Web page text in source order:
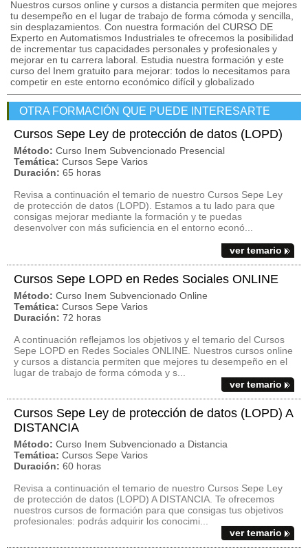
Nuestros cursos online y cursos a distancia permiten que mejores
tu desempeño en el lugar de trabajo de forma cómoda y sencilla,
sin desplazamientos. Con nuestra formación del CURSO DE
Experto en Automatismos Industriales te ofrecemos la posibilidad
de incrementar tus capacidades personales y profesionales y
mejorar en tu carrera laboral. Estudia nuestra formación y este
curso del Inem gratuito para mejorar: todos lo necesitamos para
competir en este entorno económico difícil y globalizado
OTRA FORMACIÓN QUE PUEDE INTERESARTE
Cursos Sepe Ley de protección de datos (LOPD)
Método: Curso Inem Subvencionado Presencial
Temática: Cursos Sepe Varios
Duración: 65 horas
Revisa a continuación el temario de nuestro Cursos Sepe Ley
de protección de datos (LOPD). Estamos a tu lado para que
consigas mejorar mediante la formación y te puedas
desenvolver con más suficiencia en el entorno econó...
ver temario
Cursos Sepe LOPD en Redes Sociales ONLINE
Método: Curso Inem Subvencionado Online
Temática: Cursos Sepe Varios
Duración: 72 horas
A continuación reflejamos los objetivos y el temario del Cursos
Sepe LOPD en Redes Sociales ONLINE. Nuestros cursos online
y cursos a distancia permiten que mejores tu desempeño en el
lugar de trabajo de forma cómoda y s...
ver temario
Cursos Sepe Ley de protección de datos (LOPD) A
DISTANCIA
Método: Curso Inem Subvencionado a Distancia
Temática: Cursos Sepe Varios
Duración: 60 horas
Revisa a continuación el temario de nuestro Cursos Sepe Ley
de protección de datos (LOPD) A DISTANCIA. Te ofrecemos
nuestros cursos de formación para que consigas tus objetivos
profesionales: podrás adquirir los conocimi...
ver temario